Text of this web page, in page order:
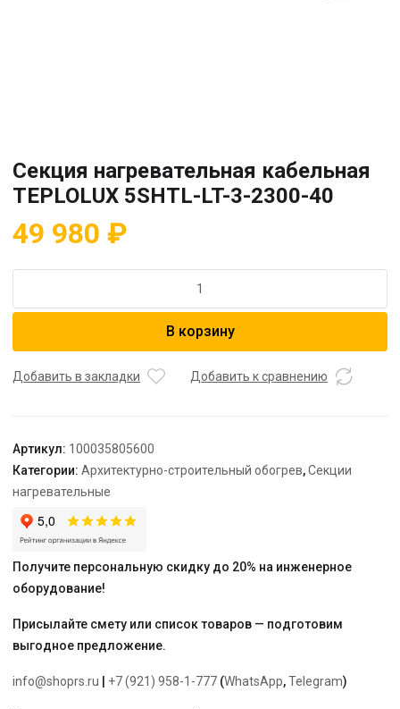
Секция нагревательная кабельная
TEPLOLUX 5SHTL-LT-3-2300-40
49 980 ₽
Секция
TEPLOLUX
2300-
40
В корзину
Добавить в закладки Добавить к сравнению
Артикул: 100035805600
Категории: Архитектурно-строительный обогрев,Секции
нагревательные
Получите персональную скидку до 20% на инженерное
оборудование!
Присылайте смету или список товаров — подготовим
выгодное предложение.
info@shoprs.ru +7 (921) 958-1-777 (WhatsApp,Telegram)